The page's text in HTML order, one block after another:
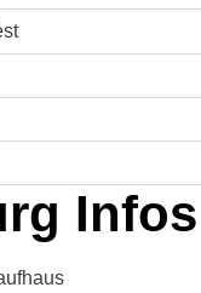
Infos